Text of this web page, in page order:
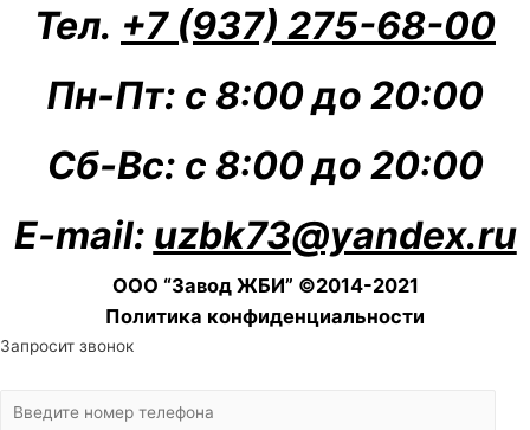
Тел. +7 (937) 275-68-00
Пн-Пт: с 8:00 до 20:00
Сб-Вс: с 8:00 до 20:00
E-mail: uzbk73@yandex.ru
ООО “Завод ЖБИ” ©2014-2021
Политика конфиденциальности
Scroll
Запросит звонок